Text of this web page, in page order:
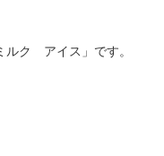
ルク アイス」です。